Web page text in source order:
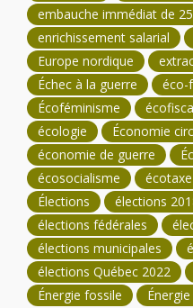
embauche immédiat de
enrichissement salarial
Europe nordique
Échec à la guerre
éco-
Écoféminisme
écologie
Économie
économie de guerre
écosocialisme
écotaxe
Élections
élections
élections fédérales
élections municipales
élections Québec 2022
Énergie fossile